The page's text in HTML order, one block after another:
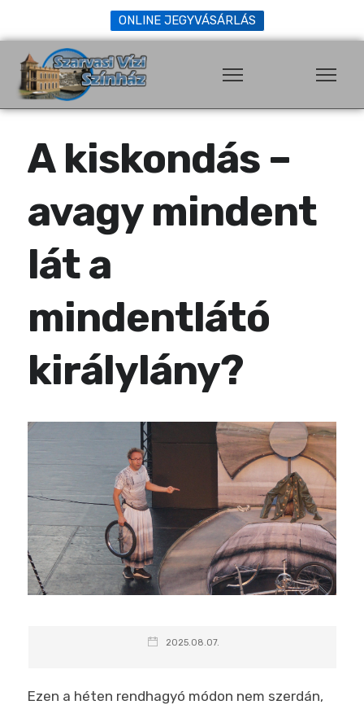
ONLINE JEGYVÁSÁRLÁS
A kiskondás –
avagy mindent
lát a
mindentlátó
királylány?
2025.08.07.
Ezen a héten rendhagyó módon nem szerdán,